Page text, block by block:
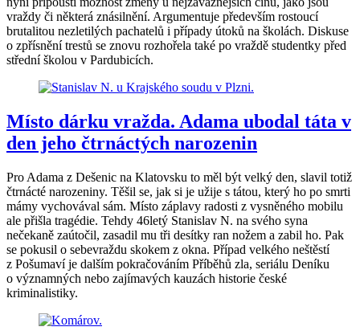
vraždy či některá znásilnění. Argumentuje především rostoucí
brutalitou nezletilých pachatelů i případy útoků na školách. Diskuse
o zpřísnění trestů se znovu rozhořela také po vraždě studentky před
střední školou v Pardubicích.
Místo dárku vražda. Adama ubodal táta v
den jeho čtrnáctých narozenin
Pro Adama z Dešenic na Klatovsku to měl být velký den, slavil totiž
čtrnácté narozeniny. Těšil se, jak si je užije s tátou, který ho po smrti
mámy vychovával sám. Místo záplavy radosti z vysněného mobilu
ale přišla tragédie. Tehdy 46letý Stanislav N. na svého syna
nečekaně zaútočil, zasadil mu tři desítky ran nožem a zabil ho. Pak
se pokusil o sebevraždu skokem z okna. Případ velkého neštěstí
z Pošumaví je dalším pokračováním Příběhů zla, seriálu Deníku
o významných nebo zajímavých kauzách historie české
kriminalistiky.